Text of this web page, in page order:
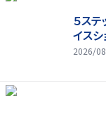
５ス
イス
2026/